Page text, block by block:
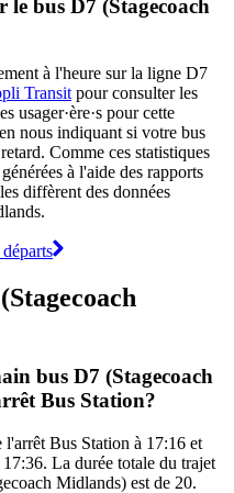
le bus D7 (Stagecoach
à l'heure sur la ligne D7
Transit pour consulter les
usager·ère·s pour cette
nous indiquant si votre bus
Comme ces statistiques
à l'aide des rapports
diffèrent des données
bus D7 (Stagecoach
Bus Station?
Bus Station à 17:16 et
La durée totale du trajet
Midlands) est de 20.